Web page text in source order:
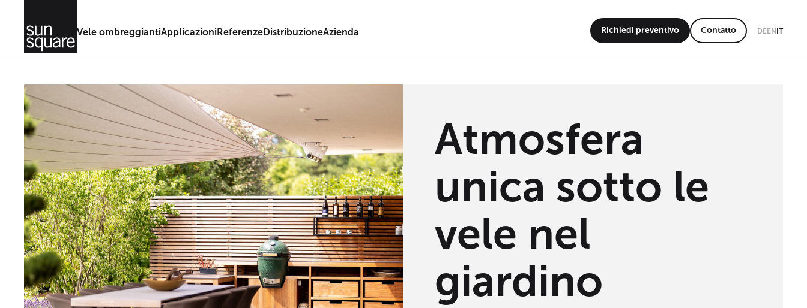
Vele ombreggiantiApplicazioniReferenzeDistribuzioneAzienda Richiedi preventivo Contatto DEEN IT
Atmosfera
unica sotto le
vele nel
giardino